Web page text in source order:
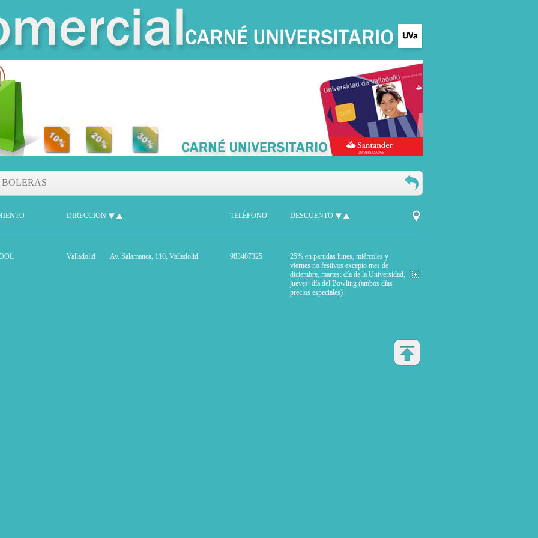
BOLERAS
DIRECCIÓN TELÉFONO DESCUENTO
Valladolid Av. Salamanca, 110, Valladolid 983407325
25% en partidas lunes, miércoles y
viernes no festivos excepto mes de
diciembre, martes: día de la Universidad,
jueves: día del Bowling (ambos días
precios especiales)